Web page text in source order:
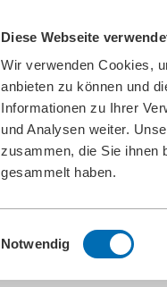
Diese Webseite
Wir verwenden Cookies,
anbieten zu können und
Informationen zu Ihrer
und Analysen weiter.
zusammen, die Sie ihnen
gesammelt haben.
Einwilligungsauswahl
Notwendig